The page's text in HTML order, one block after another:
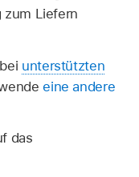
zum Liefern
unterstützten
eine andere
das